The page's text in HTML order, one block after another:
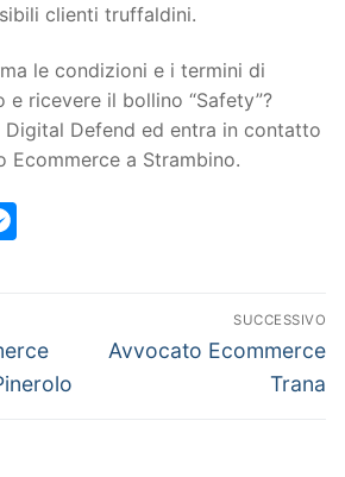
clienti truffaldini.
le condizioni e i termini di
ricevere il bollino “Safety”?
Defend ed entra in contatto
Ecommerce a Strambino.
SUCCESSIVO
Avvocato Ecommerce
Trana